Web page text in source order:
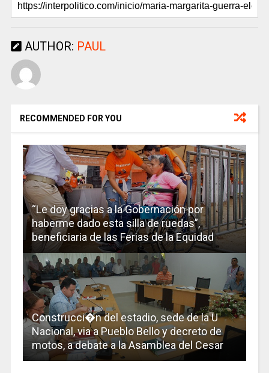
AUTHOR: PAUL
RECOMMENDED FOR YOU
“Le doy gracias a la Gobernación por
haberme dado esta silla de ruedas”,
beneficiaria de las Ferias de la Equidad
Construcci�n del estadio, sede de la U
Nacional, via a Pueblo Bello y decreto de
motos, a debate a la Asamblea del Cesar